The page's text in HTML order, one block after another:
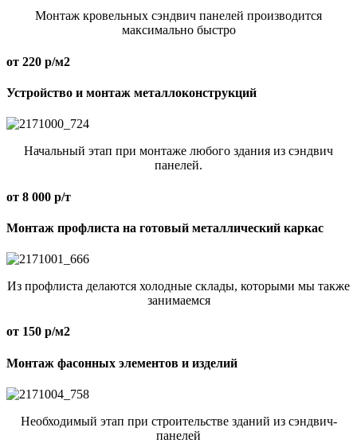
Монтаж кровельных сэндвич панелей производится
максимально быстро
от 220 р/м2
Устройство и монтаж металлоконструкций
Начальный этап при монтаже любого здания из сэндвич
панелей.
от 8 000 р/т
Монтаж профлиста на готовый металлический каркас
Из профлиста делаются холодные склады, которыми мы также
занимаемся
от 150 р/м2
Монтаж фасонных элементов и изделий
Необходимый этап при строительстве зданий из сэндвич-
панелей